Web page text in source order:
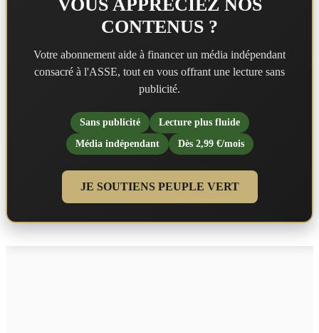
VOUS APPRÉCIEZ NOS
CONTENUS ?
Votre abonnement aide à financer un média indépendant
consacré à l'ASSE, tout en vous offrant une lecture sans
publicité.
Sans publicité
Lecture plus fluide
Média indépendant
Dès 2,99 €/mois
JE SOUTIENS PEUPLE VERT